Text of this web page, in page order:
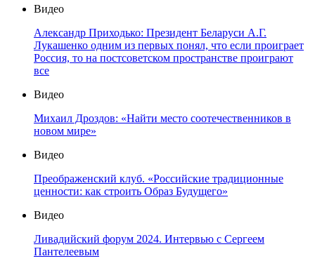
Видео
Александр Приходько: Президент Беларуси А.Г.
Лукашенко одним из первых понял, что если проиграет
Россия, то на постсоветском пространстве проиграют
все
Видео
Михаил Дроздов: «Найти место соотечественников в
новом мире»
Видео
Преображенский клуб. «Российские традиционные
ценности: как строить Образ Будущего»
Видео
Ливадийский форум 2024. Интервью с Сергеем
Пантелеевым